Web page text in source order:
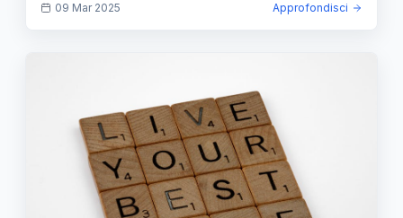
09 Mar 2025 Approfondisci